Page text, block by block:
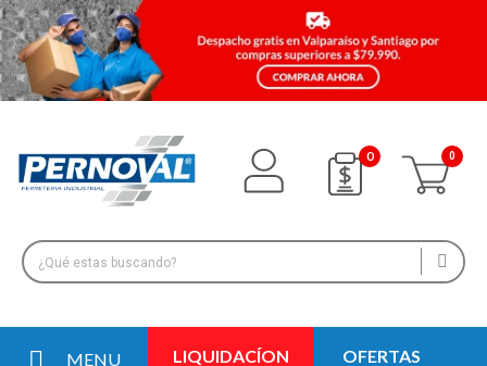
0
MENU LIQUIDACÍON OFERTAS